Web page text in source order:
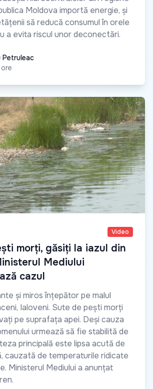
Moldova importă energie, și
să reducă consumul în orele
a evita riscul unor deconectări.
Petruleac
Video
morți, găsiți la iazul din
Mediului
cazul
și miros înțepător pe malul
Ialoveni. Sute de pești morți
pe suprafața apei. Deși cauza
urmează să fie stabilită de
principală este lipsa acută de
cauzată de temperaturile ridicate
Ministerul Mediului a anunțat